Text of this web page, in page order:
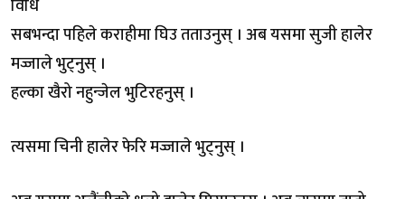
विधि
सबभन्दा पहिले कराहीमा घिउ तताउनुस् । अब यसमा सुजी हालेर
मज्जाले भुट्नुस् ।
हल्का खैरो नहुन्जेल भुटिरहनुस् ।
त्यसमा चिनी हालेर फेरि मज्जाले भुट्नुस् ।